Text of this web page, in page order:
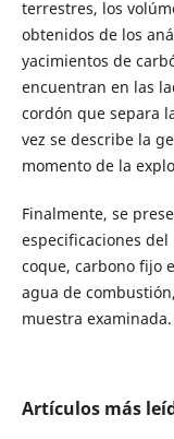
terrestres, los
obtenidos de los
yacimientos de
encuentran en las
cordón que separa
vez se describe la
momento de la
Finalmente, se
especificaciones
coque, carbono fijo
agua de
muestra examinada.
Artículos más